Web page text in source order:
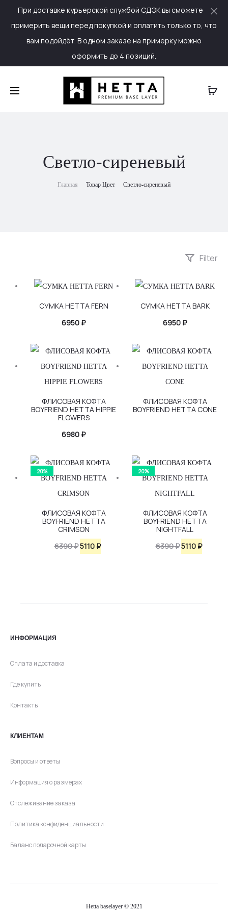
При доставке курьерской службой СДЭК вы сможете
примерить вещи перед покупкой и оплатить только то, что
вам подойдёт. В одном заказе на примерку можно
оформить до 4 позиций.
Светло-сиреневый
Главная Товар Цвет Светло-сиреневый
Filter
СУМКА HETTA FERN
6950 ₽
СУМКА HETTA BARK
6950 ₽
ФЛИСОВАЯ КОФТА
BOYFRIEND HETTA HIPPIE
FLOWERS
6980 ₽
ФЛИСОВАЯ КОФТА
BOYFRIEND HETTA CONE
20%
ФЛИСОВАЯ КОФТА
BOYFRIEND HETTA
CRIMSON
6390₽Первоначальная
5110 ₽Текущая
20%
ФЛИСОВАЯ КОФТА
BOYFRIEND HETTA
NIGHTFALL
6390₽5110 ₽
ИНФОРМАЦИЯ
Оплата и доставка
Где купить
Контакты
КЛИЕНТАМ
Вопросы и ответы
Информация о размерах
Отслеживание заказа
Политика конфиденциальности
Баланс подарочной карты
Hetta baselayer © 2021